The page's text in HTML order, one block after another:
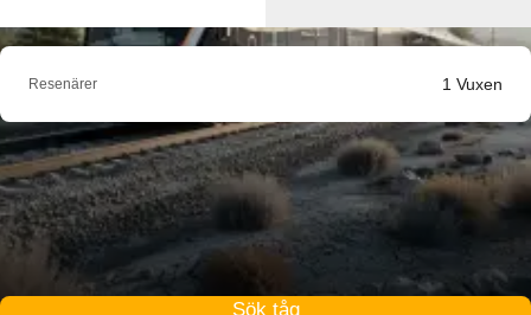
Resenärer 1 Vuxen
Sök tåg